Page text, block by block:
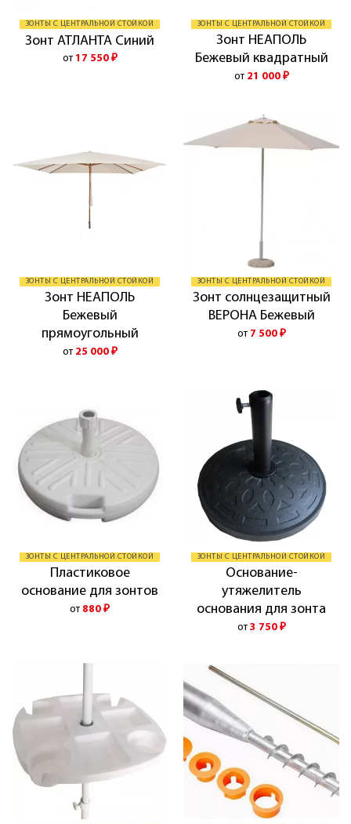
ЗОНТЫ С ЦЕНТРАЛЬНОЙ СТОЙКОЙ
Зонт АТЛАНТА Синий
от 17 550 ₽
ЗОНТЫ С ЦЕНТРАЛЬНОЙ СТОЙКОЙ
Зонт НЕАПОЛЬ
Бежевый квадратный
от 21 000 ₽
ЗОНТЫ С ЦЕНТРАЛЬНОЙ СТОЙКОЙ
Зонт НЕАПОЛЬ
Бежевый
прямоугольный
от 25 000 ₽
ЗОНТЫ С ЦЕНТРАЛЬНОЙ СТОЙКОЙ
Зонт солнцезащитный
ВЕРОНА Бежевый
от 7 500 ₽
ЗОНТЫ С ЦЕНТРАЛЬНОЙ СТОЙКОЙ
Пластиковое
основание для зонтов
от 880 ₽
ЗОНТЫ С ЦЕНТРАЛЬНОЙ СТОЙКОЙ
Основание-
утяжелитель
основания для зонта
от 3 750 ₽